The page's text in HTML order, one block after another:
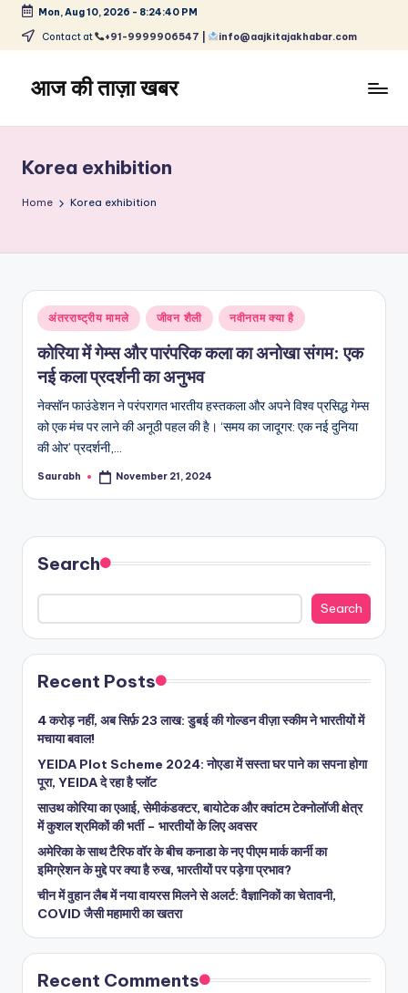
Skip
content
Mon, Aug 10, 2026 - 8:24:41 PM
Contact at +91-9999906547 | info@aajkitajakhabar.com
आज की ताज़ा खबर
ताज़ा
समाचार
–
और
विश्व
Korea exhibition
Home Korea exhibition
Posted
in
अंतरराष्ट्रीय मामले जीवन शैली नवीनतम क्या है
कोरिया में गेम्स और पारंपरिक कला का अनोखा संगम: एक
नई कला प्रदर्शनी का अनुभव
नेक्सॉन फाउंडेशन ने परंपरागत भारतीय हस्तकला और अपने विश्व प्रसिद्ध गेम्स
को एक मंच पर लाने की अनूठी पहल की है। ‘समय का जादूगर: एक नई दुनिया
की ओर’ प्रदर्शनी,…
Posted
Saurabh November 21, 2024
Search
Search
Recent Posts
4 करोड़ नहीं, अब सिर्फ़ 23 लाख: डुबई की गोल्डन वीज़ा स्कीम ने भारतीयों में
मचाया बवाल!
YEIDA Plot Scheme 2024: नोएडा में सस्ता घर पाने का सपना होगा
पूरा, YEIDA दे रहा है प्लॉट
साउथ कोरिया का एआई, सेमीकंडक्टर, बायोटेक और क्वांटम टेक्नोलॉजी क्षेत्र
में कुशल श्रमिकों की भर्ती – भारतीयों के लिए अवसर
अमेरिका के साथ टैरिफ वॉर के बीच कनाडा के नए पीएम मार्क कार्नी का
इमिग्रेशन के मुद्दे पर क्या है रुख, भारतीयों पर पड़ेगा प्रभाव?
चीन में वुहान लैब में नया वायरस मिलने से अलर्ट: वैज्ञानिकों का चेतावनी,
COVID जैसी महामारी का खतरा
Recent Comments